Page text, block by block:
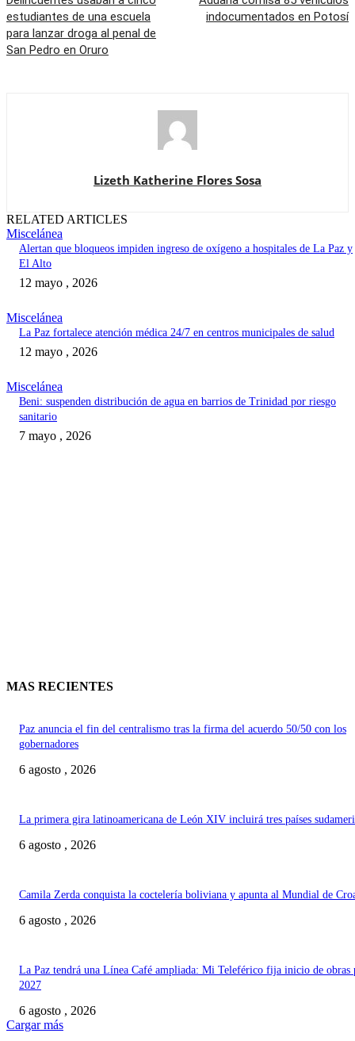
estudiantes de una escuela
para lanzar droga al penal de
San Pedro en Oruro
indocumentados en Potosí
Lizeth Katherine Flores Sosa
RELATED ARTICLES
Miscelánea
Alertan que bloqueos impiden ingreso de oxígeno a hospitales de La Paz y
El Alto
12 mayo , 2026
Miscelánea
La Paz fortalece atención médica 24/7 en centros municipales de salud
12 mayo , 2026
Miscelánea
Beni: suspenden distribución de agua en barrios de Trinidad por riesgo
sanitario
7 mayo , 2026
MAS RECIENTES
Paz anuncia el fin del centralismo tras la firma del acuerdo 50/50 con los
gobernadores
6 agosto , 2026
La primera gira latinoamericana de León XIV incluirá tres países
6 agosto , 2026
Camila Zerda conquista la coctelería boliviana y apunta al Mundial de
6 agosto , 2026
La Paz tendrá una Línea Café ampliada: Mi Teleférico fija inicio de obras
2027
6 agosto , 2026
Cargar más